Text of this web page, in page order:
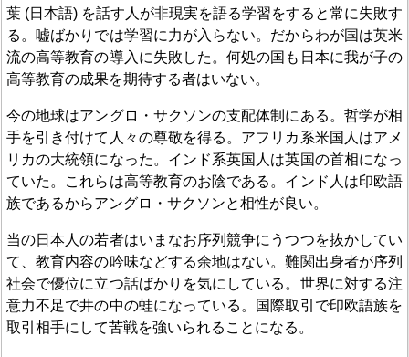
葉 (日本語) を話す人が非現実を語る学習をすると常に失敗す
る。嘘ばかりでは学習に力が入らない。だからわが国は英米
流の高等教育の導入に失敗した。何処の国も日本に我が子の
高等教育の成果を期待する者はいない。
今の地球はアングロ・サクソンの支配体制にある。哲学が相
手を引き付けて人々の尊敬を得る。アフリカ系米国人はアメ
リカの大統領になった。インド系英国人は英国の首相になっ
ていた。これらは高等教育のお陰である。インド人は印欧語
族であるからアングロ・サクソンと相性が良い。
当の日本人の若者はいまなお序列競争にうつつを抜かしてい
て、教育内容の吟味などする余地はない。難関出身者が序列
社会で優位に立つ話ばかりを気にしている。世界に対する注
意力不足で井の中の蛙になっている。国際取引で印欧語族を
取引相手にして苦戦を強いられることになる。